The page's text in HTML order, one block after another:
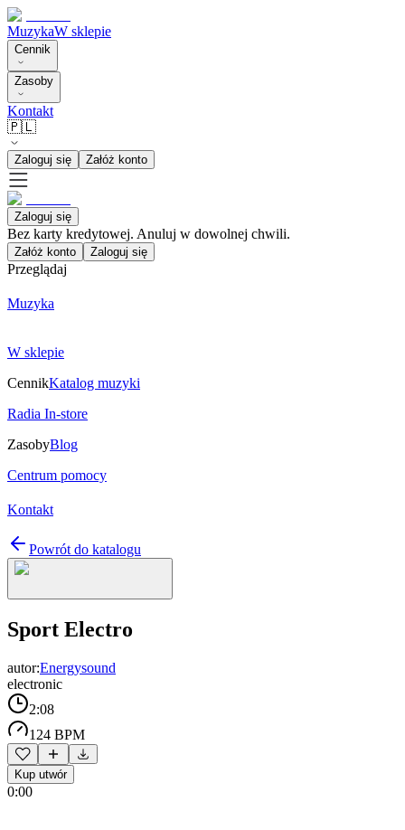
MuzykaW sklepie
Cennik
Zasoby
Kontakt
🇵🇱
Zaloguj się Załóż konto
Zaloguj się
Bez karty kredytowej. Anuluj w dowolnej chwili.
Załóż konto Zaloguj się
Przeglądaj
Muzyka
W sklepie
CennikKatalog muzyki
Radia In-store
ZasobyBlog
Centrum pomocy
Kontakt
Powrót do katalogu
Sport Electro
autor:Energysound
electronic
2:08
124 BPM
Kup utwór
0:00